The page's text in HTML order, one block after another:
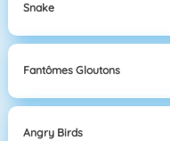
Snake
Fantômes Gloutons
Angry Birds